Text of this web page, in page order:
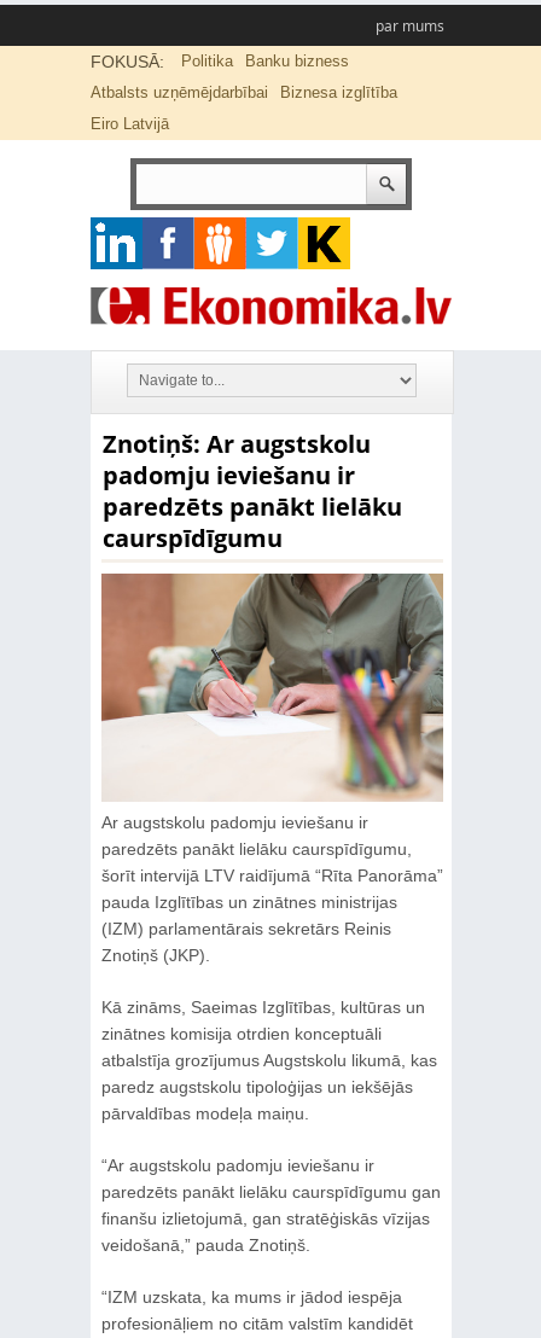
par mums
FOKUSĀ: Politika
Banku bizness
Atbalsts uzņēmējdarbībai
Biznesa izglītība
Eiro Latvijā
Znotiņš: Ar augstskolu
padomju ieviešanu ir
paredzēts panākt lielāku
caurspīdīgumu
Ar augstskolu padomju ieviešanu ir
paredzēts panākt lielāku caurspīdīgumu,
šorīt intervijā LTV raidījumā “Rīta Panorāma”
pauda Izglītības un zinātnes ministrijas
(IZM) parlamentārais sekretārs Reinis
Znotiņš (JKP).
Kā zināms, Saeimas Izglītības, kultūras un
zinātnes komisija otrdien konceptuāli
atbalstīja grozījumus Augstskolu likumā, kas
paredz augstskolu tipoloģijas un iekšējās
pārvaldības modeļa maiņu.
“Ar augstskolu padomju ieviešanu ir
paredzēts panākt lielāku caurspīdīgumu gan
finanšu izlietojumā, gan stratēģiskās vīzijas
veidošanā,” pauda Znotiņš.
“IZM uzskata, ka mums ir jādod iespēja
profesionāļiem no citām valstīm kandidēt